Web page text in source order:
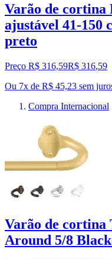
Varão de
ajustável 41-150
preto
Preço R$ 316,59R$ 316,59
Ou 7x de R$ 45,23 sem
Compra Internacional
Varão de
Around 5/8